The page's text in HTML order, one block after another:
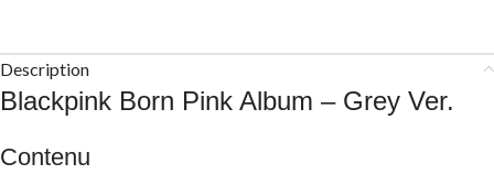
Description
Blackpink Born Pink Album – Grey Ver.
Contenu